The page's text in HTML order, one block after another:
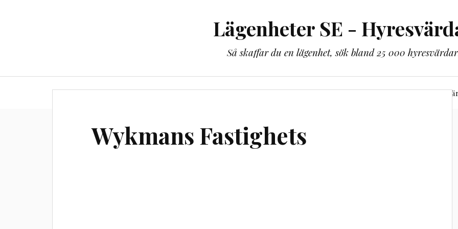
Lägenheter SE -
Så skaffar du en lägenhet, sök bland 25 000
Tillbaka till lägenheter.se Bli guldmedlem Alla
Wykmans Fastighets